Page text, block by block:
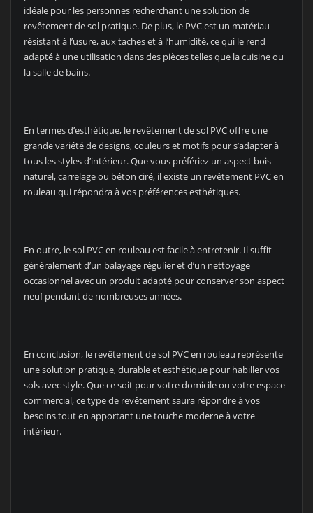
idéale pour les personnes recherchant une solution de
revêtement de sol pratique. De plus, le PVC est un matériau
résistant à l’usure, aux taches et à l’humidité, ce qui le rend
adapté à une utilisation dans des pièces telles que la cuisine ou
la salle de bains.
En termes d’esthétique, le revêtement de sol PVC offre une
grande variété de designs, couleurs et motifs pour s’adapter à
tous les styles d’intérieur. Que vous préfériez un aspect bois
naturel, carrelage ou béton ciré, il existe un revêtement PVC en
rouleau qui répondra à vos préférences esthétiques.
En outre, le sol PVC en rouleau est facile à entretenir. Il suffit
généralement d’un balayage régulier et d’un nettoyage
occasionnel avec un produit adapté pour conserver son aspect
neuf pendant de nombreuses années.
En conclusion, le revêtement de sol PVC en rouleau représente
une solution pratique, durable et esthétique pour habiller vos
sols avec style. Que ce soit pour votre domicile ou votre espace
commercial, ce type de revêtement saura répondre à vos
besoins tout en apportant une touche moderne à votre
intérieur.